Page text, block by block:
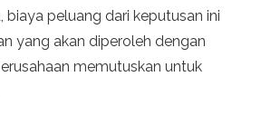
peluang dari keputusan ini
yang akan diperoleh dengan
memutuskan untuk